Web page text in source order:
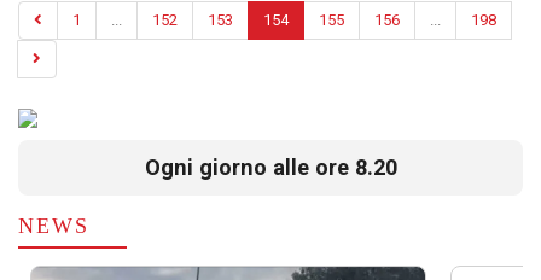
1 152 153 154 155 156 198
Ogni giorno alle ore 8.20
NEWS